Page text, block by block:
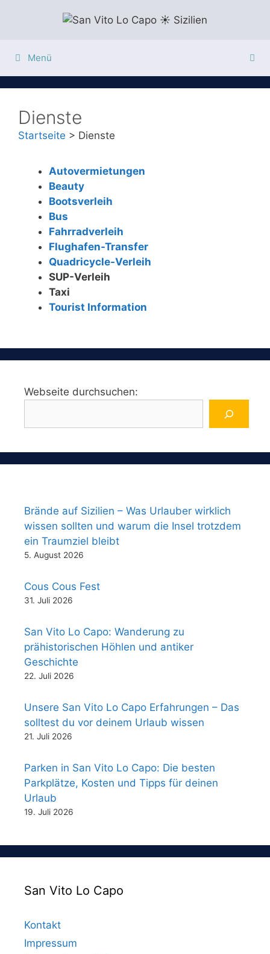
Menü
Dienste
Startseite > Dienste
Autovermietungen
Beauty
Bootsverleih
Bus
Fahrradverleih
Flughafen-Transfer
Quadricycle-Verleih
SUP-Verleih
Taxi
Tourist Information
Webseite durchsuchen:
Brände auf Sizilien – Was Urlauber wirklich
wissen sollten und warum die Insel trotzdem
ein Traumziel bleibt
5. August 2026
Cous Cous Fest
31. Juli 2026
San Vito Lo Capo: Wanderung zu
prähistorischen Höhlen und antiker
Geschichte
22. Juli 2026
Unsere San Vito Lo Capo Erfahrungen – Das
solltest du vor deinem Urlaub wissen
21. Juli 2026
Parken in San Vito Lo Capo: Die besten
Parkplätze, Kosten und Tipps für deinen
Urlaub
19. Juli 2026
San Vito Lo Capo
Kontakt
Impressum